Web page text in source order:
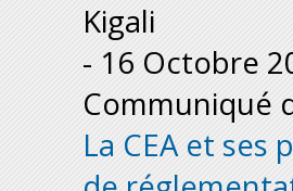
Kigali
- 16 Octobre
Communiqué
La CEA et